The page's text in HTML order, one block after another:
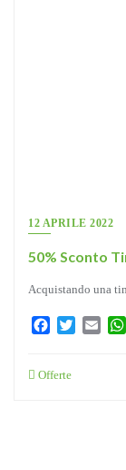
12 APRILE 2022
50% Sconto
Acquistando una
FacebookTwitterEmail
Offerte